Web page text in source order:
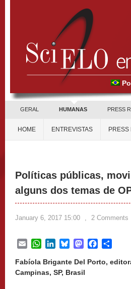
GERAL HUMANAS PRESS
HOME ENTREVISTAS PRESS
Políticas públicas,
alguns dos temas de
January 6, 2017 15:00 , 2 Comments
EmailWhatsApp
LinkedInBlueskyMastodonFacebook
Fabíola Brigante Del Porto,
Campinas, SP, Brasil